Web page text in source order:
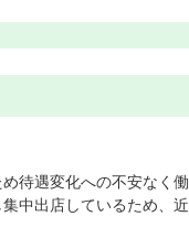
待遇変化への不安なく働
中出店しているため、近